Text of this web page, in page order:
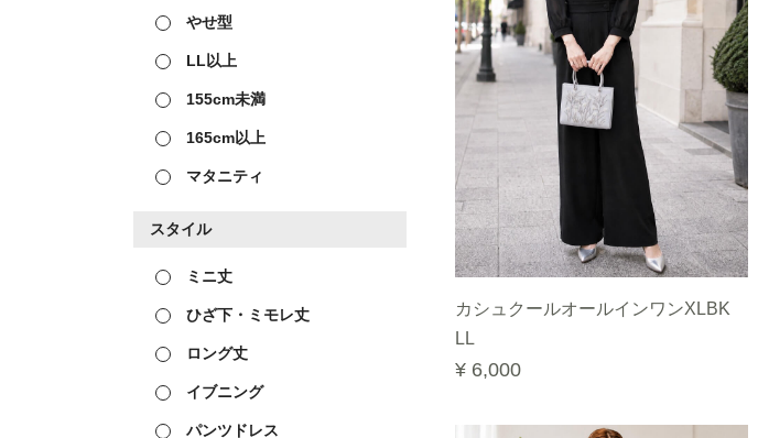
やせ型
LL以上
155cm未満
165cm以上
マタニティ
スタイル
ミニ丈
ひざ下・ミモレ丈
ロング丈
イブニング
パンツドレス
カシュクールオールインワンXLBK
LL
¥ 6,000